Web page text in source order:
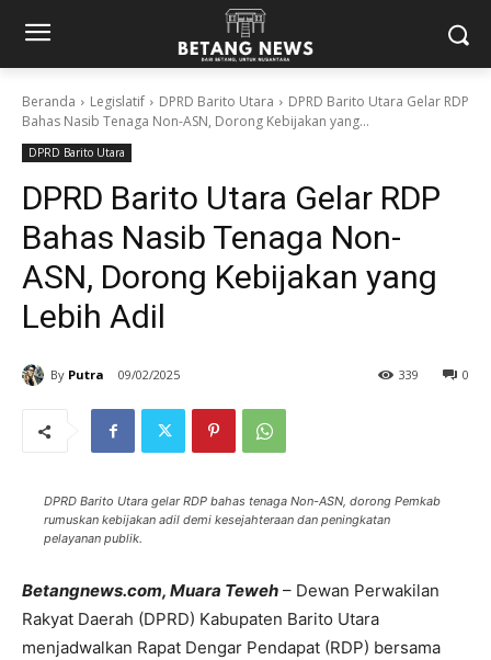
Beranda Legislatif DPRD Barito Utara
DPRD Barito Utara Gelar RDP
Bahas Nasib Tenaga Non-ASN, Dorong Kebijakan yang...
DPRD Barito Utara
DPRD Barito Utara Gelar RDP
Bahas Nasib Tenaga Non-
ASN, Dorong Kebijakan yang
Lebih Adil
By Putra 09/02/2025 0
339
DPRD Barito Utara gelar RDP bahas tenaga Non-ASN, dorong Pemkab
rumuskan kebijakan adil demi kesejahteraan dan peningkatan
pelayanan publik.
Betangnews.com, Muara Teweh – Dewan Perwakilan
Rakyat Daerah (DPRD) Kabupaten Barito Utara
menjadwalkan Rapat Dengar Pendapat (RDP) bersama